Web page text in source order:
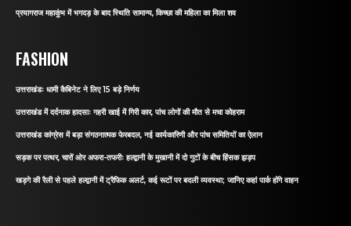
प्रयागराज महाकुंभ में भगदड़ के बाद स्थिति सामान्य, किच्छा की महिला का मिला शव
FASHION
उत्तराखंडः धामी कैबिनेट ने लिए 15 बड़े निर्णय
उत्तराखंड में दर्दनाक हादसाः गहरी खाई में गिरी कार, पांच लोगों की मौत से मचा कोहराम
उत्तराखंड कांग्रेस में बड़ा संगठनात्मक फेरबदल, नई कार्यकारिणी और पांच समितियों का ऐलान
सड़क पर पत्थर, चारों ओर अफरा-तफरीः हल्द्वानी के मुखानी में दो गुटों के बीच हिंसक झड़प
खड़गे की रैली से पहले हल्द्वानी में ट्रैफिक अलर्ट, कई रूटों पर बदली व्यवस्था; जानिए कहां पार्क होंगे वाहन